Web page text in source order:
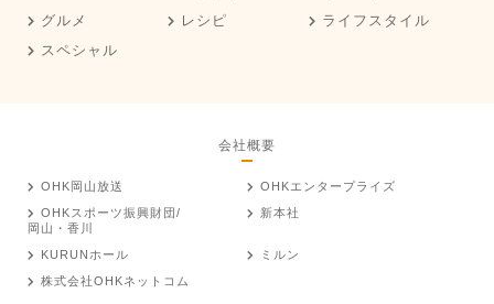
グルメ
レシピ
ライフスタイル
スペシャル
会社概要
OHK岡山放送
OHKエンタープライズ
OHKスポーツ振興財団/
岡山・香川
新本社
KURUNホール
ミルン
株式会社OHKネットコム